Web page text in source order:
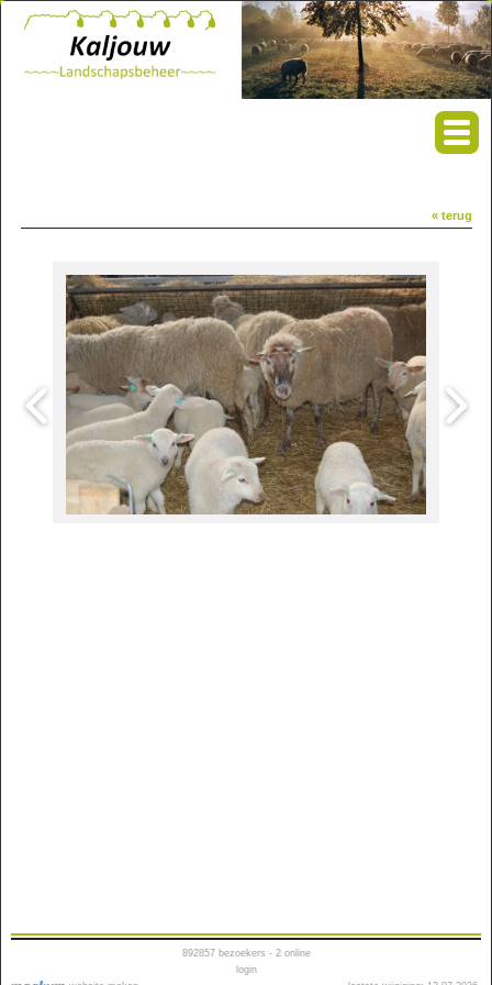
« terug
892857bezoekers - 2 online
login